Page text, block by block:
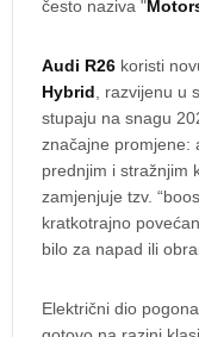
često naziva "
Audi R26 koristi
Hybrid, razvijenu u
stupaju na snagu
značajne promjene:
prednjim i stražnjim
zamjenjuje tzv.
kratkotrajno
bilo za napad ili
Električni dio